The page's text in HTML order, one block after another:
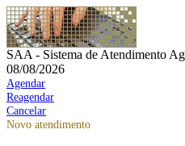
SAA - Sistema de Atendimento
08/08/2026
Agendar
Reagendar
Cancelar
Novo atendimento